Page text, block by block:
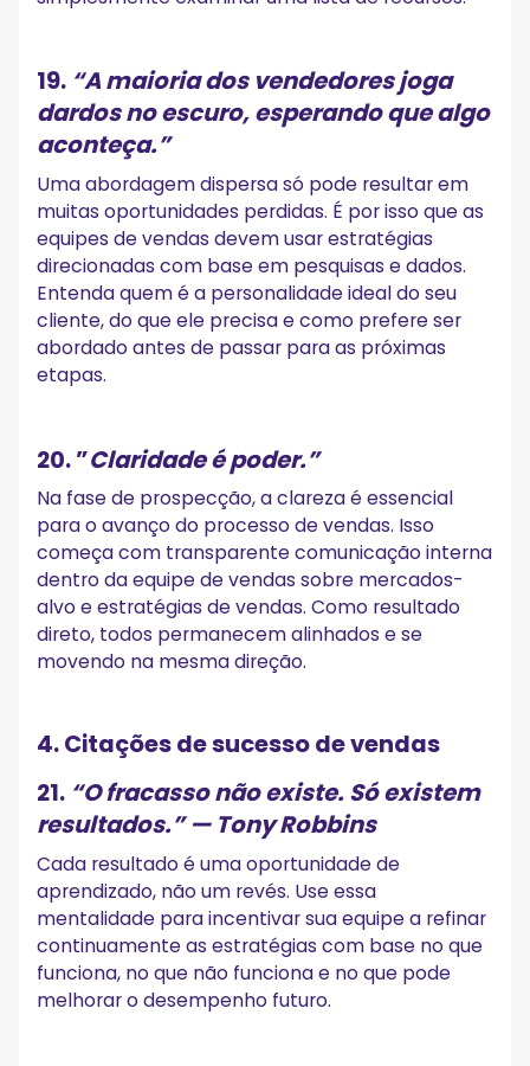
19. “A maioria dos vendedores joga
dardos no escuro, esperando que algo
aconteça.”
Uma abordagem dispersa só pode resultar em
muitas oportunidades perdidas. É por isso que as
equipes de vendas devem usar estratégias
direcionadas com base em pesquisas e dados.
Entenda quem é a personalidade ideal do seu
cliente, do que ele precisa e como prefere ser
abordado antes de passar para as próximas
etapas.
20.”Claridade é poder.”
Na fase de prospecção, a clareza é essencial
para o avanço do processo de vendas. Isso
começa com transparente comunicação interna
dentro da equipe de vendas sobre mercados-
alvo e estratégias de vendas. Como resultado
direto, todos permanecem alinhados e se
movendo na mesma direção.
4. Citações de sucesso de vendas
21. “O fracasso não existe. Só existem
resultados.”— Tony Robbins
Cada resultado é uma oportunidade de
aprendizado, não um revés. Use essa
mentalidade para incentivar sua equipe a refinar
continuamente as estratégias com base no que
funciona, no que não funciona e no que pode
melhorar o desempenho futuro.